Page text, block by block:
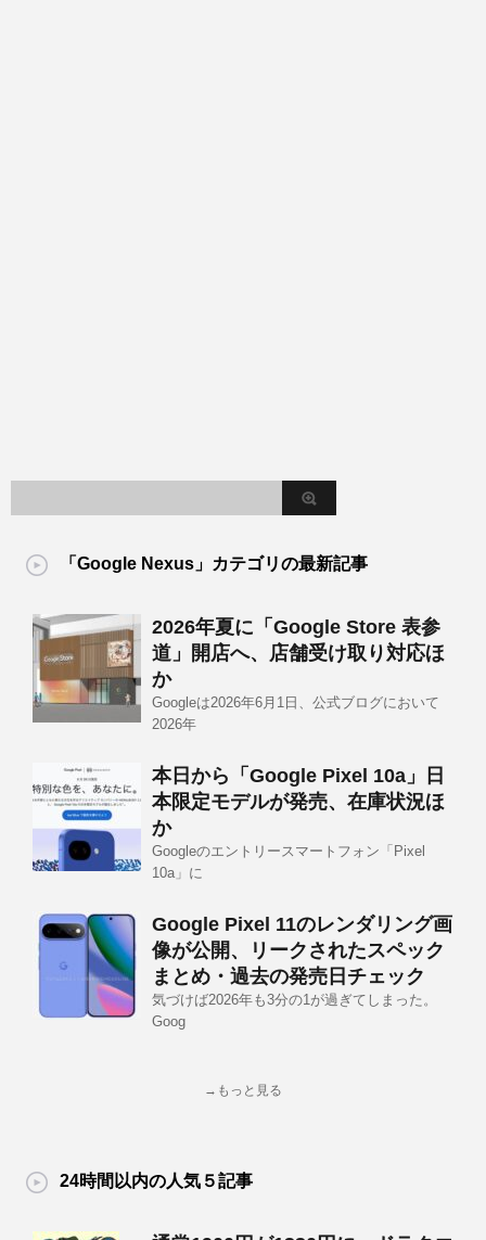
「Google Nexus」カテゴリの最新記事
2026年夏に「Google Store 表参
道」開店へ、店舗受け取り対応ほ
か
Googleは2026年6月1日、公式ブログにおいて
2026年
本日から「Google Pixel 10a」日
本限定モデルが発売、在庫状況ほ
か
Googleのエントリースマートフォン「Pixel
10a」に
Google Pixel 11のレンダリング画
像が公開、リークされたスペック
まとめ・過去の発売日チェック
気づけば2026年も3分の1が過ぎてしまった。
Goog
→もっと見る
24時間以内の人気５記事